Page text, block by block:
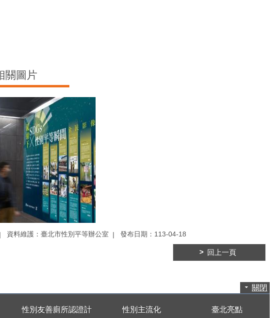
關圖片
資料維護：臺北市性別平等辦公室 發布日期：113-04-18
回上一頁
關閉
性別友善廁所認證計
性別主流化 臺北亮點